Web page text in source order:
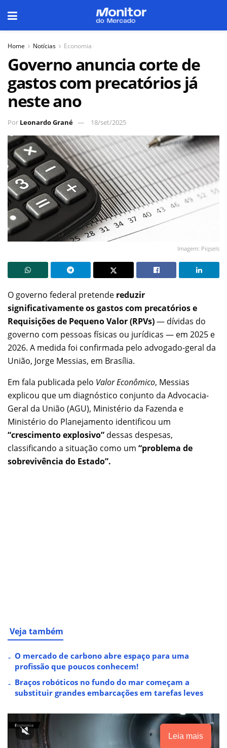
Home Notícias Economia
Governo anuncia corte de
gastos com precatórios já
neste ano
Por Leonardo Grané 18/set/2025
Imagem: Piqsels
O governo federal pretende reduzir
significativamente os gastos com precatórios e
Requisições de Pequeno Valor (RPVs)— dívidas do
governo com pessoas físicas ou jurídicas — em 2025 e
2026. A medida foi confirmada pelo advogado-geral da
União, Jorge Messias, em Brasília.
Em fala publicada pelo Valor Econômico, Messias
explicou que um diagnóstico conjunto da Advocacia-
Geral da União (AGU), Ministério da Fazenda e
Ministério do Planejamento identificou um
“crescimento explosivo” dessas despesas,
classificando a situação como um “problema de
sobrevivência do Estado”.
Veja também
O mercado de carbono abre espaço para uma
profissão que poucos conhecem!
Braços robóticos no fundo do mar começam a
substituir grandes embarcações em tarefas leves
Leia mais